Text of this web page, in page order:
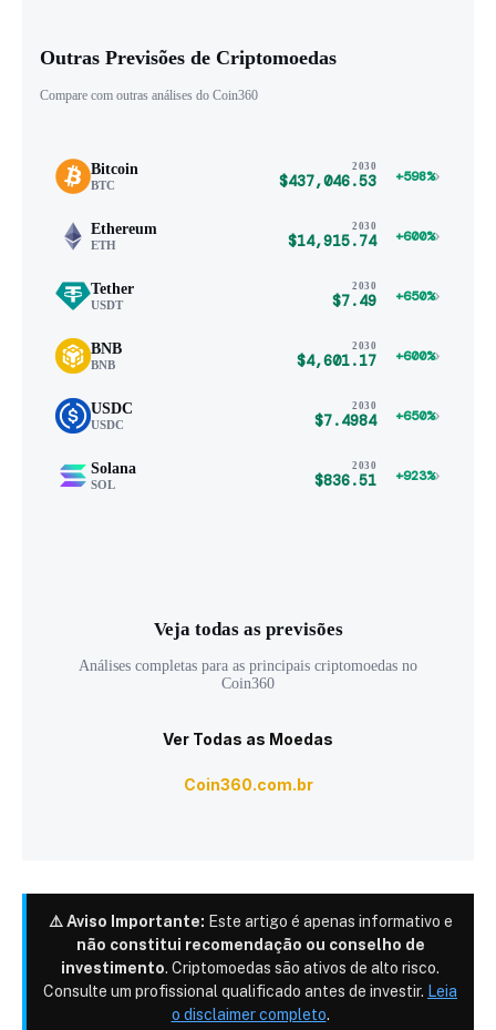
Outras Previsões de Criptomoedas
Compare com outras análises do Coin360
Bitcoin
BTC
2030
$437,046.53 +598%›
Ethereum
ETH
2030
$14,915.74 +600%›
Tether
USDT
2030
$7.49 +650%›
BNB
BNB
2030
$4,601.17 +600%›
USDC
USDC
2030
$7.4984 +650%›
Solana
SOL
2030
$836.51 +923%›
Veja todas as previsões
Análises completas para as principais criptomoedas no
Coin360
Ver Todas as Moedas
Coin360.com.br
⚠️ Aviso Importante: Este artigo é apenas informativo e
não constitui recomendação ou conselho de
investimento. Criptomoedas são ativos de alto risco.
Consulte um profissional qualificado antes de investir. Leia
o disclaimer completo.